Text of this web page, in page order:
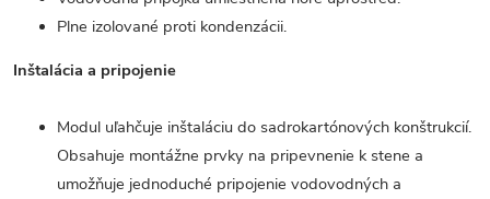
Plne izolované proti kondenzácii.
Inštalácia a pripojenie
Modul uľahčuje inštaláciu do sadrokartónových konštrukcií.
Obsahuje montážne prvky na pripevnenie k stene a
umožňuje jednoduché pripojenie vodovodných a